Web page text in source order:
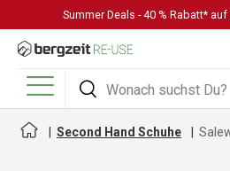
DIREKT ZUM INHALT
Summer Deals - 40 % Rabatt* auf
Suchen
Suchen
Menü
Second Hand Schuhe